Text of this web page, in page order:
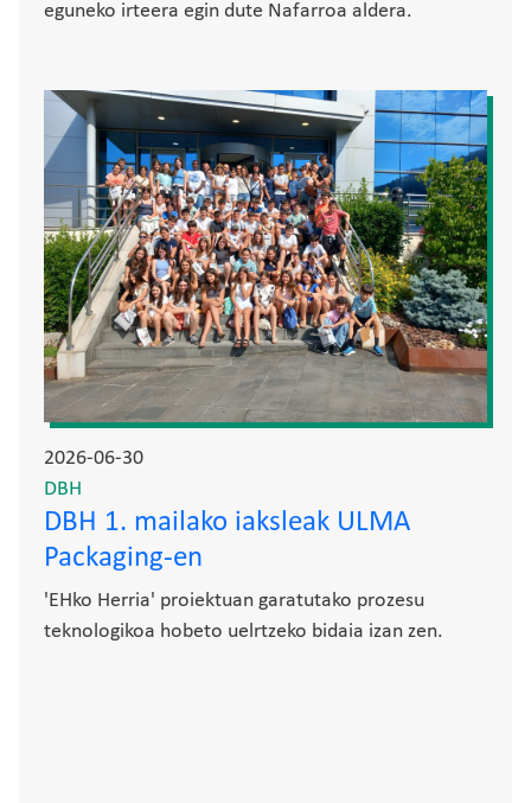
eguneko irteera egin dute Nafarroa aldera.
Irudia
2026-06-30
DBH
DBH 1. mailako iaksleak ULMA
Packaging-en
'EHko Herria' proiektuan garatutako prozesu
teknologikoa hobeto uelrtzeko bidaia izan zen.